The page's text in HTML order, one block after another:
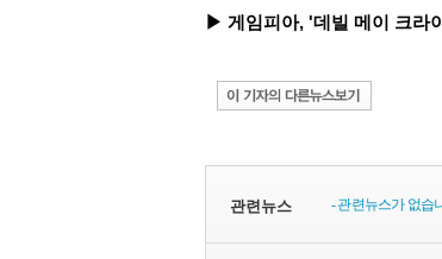
▶ 게임피아, '데빌 메이 크라
관련뉴스 - 관련뉴스가 없습